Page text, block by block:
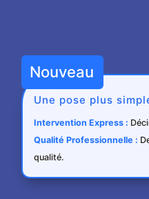
Nouveau
Une pose plus
Intervention Express :
Qualité Professionnelle :
qualité.